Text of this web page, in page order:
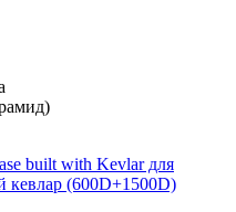
built with Kevlar для
кевлар (600D+1500D)